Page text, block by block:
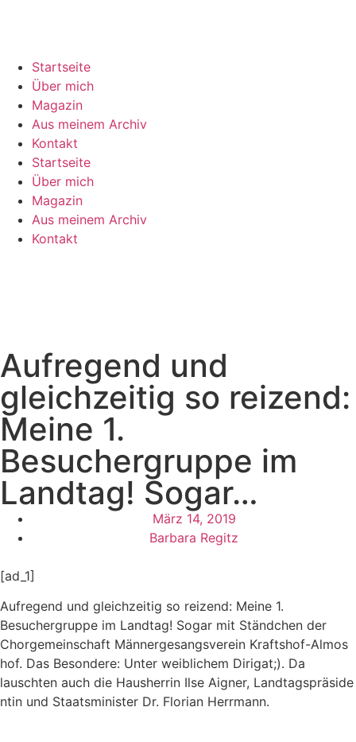
Startseite
Über mich
Magazin
Aus meinem Archiv
Kontakt
Startseite
Über mich
Magazin
Aus meinem Archiv
Kontakt
Aufregend und
gleichzeitig so reizend:
Meine 1.
Besuchergruppe im
Landtag! Sogar…
März 14, 2019
Barbara Regitz
[ad_1]
Aufregend und gleichzeitig so reizend: Meine 1.
Besuchergruppe im Landtag! Sogar mit Ständchen der
Chorgemeinschaft Männergesangsverein Kraftshof-Almos
hof. Das Besondere: Unter weiblichem Dirigat;). Da
lauschten auch die Hausherrin Ilse Aigner, Landtagspräside
ntin und Staatsminister Dr. Florian Herrmann.